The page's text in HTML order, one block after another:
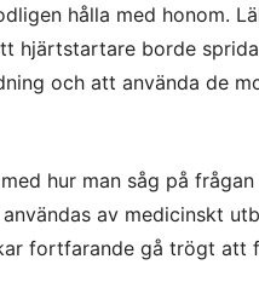
hålla med honom.
hjärtstartare borde
och att använda de
hur man såg på
av medicinskt
fortfarande gå trögt att